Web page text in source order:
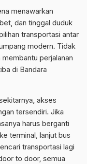
menawarkan
dan tinggal duduk
transportasi antar
modern. Tidak
perjalanan
di Bandara
akses
tersendiri. Jika
harus berganti
terminal, lanjut bus
transportasi lagi
to door, semua